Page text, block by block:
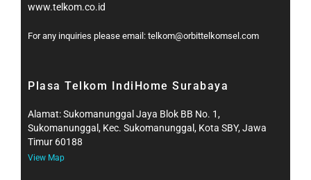
www.telkom.co.id
For any inquiries please email: telkom@orbittelkomsel.com
Plasa Telkom IndiHome Surabaya
Alamat: Sukomanunggal Jaya Blok BB No. 1,
Sukomanunggal, Kec. Sukomanunggal, Kota SBY, Jawa
Timur 60188
View Map